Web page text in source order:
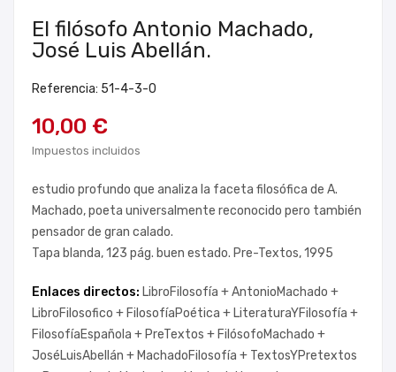
El filósofo Antonio Machado,
José Luis Abellán.
Referencia: 51-4-3-0
10,00 €
Impuestos incluidos
estudio profundo que analiza la faceta filosófica de A.
Machado, poeta universalmente reconocido pero también
pensador de gran calado.
Tapa blanda, 123 pág. buen estado. Pre-Textos, 1995
Enlaces directos: LibroFilosofía +AntonioMachado +
LibroFilosofico + FilosofíaPoética + LiteraturaYFilosofía +
FilosofíaEspañola + PreTextos + FilósofoMachado +
JoséLuisAbellán + MachadoFilosofía + TextosYPretextos